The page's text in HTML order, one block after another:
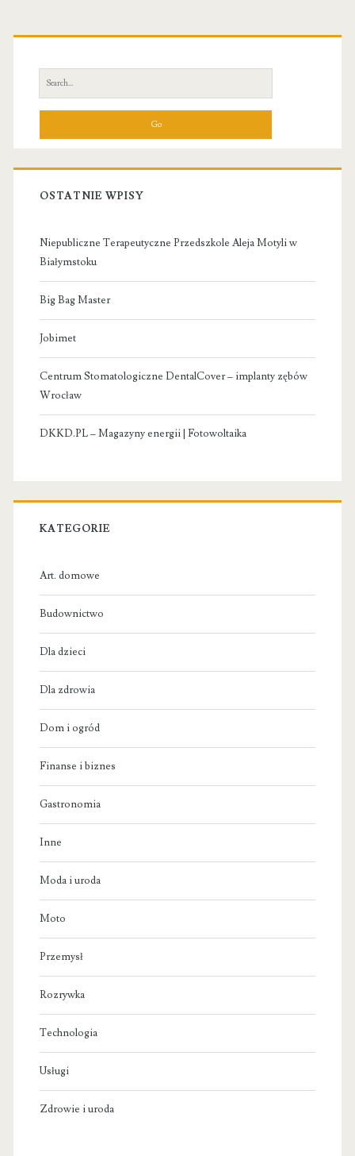
Primary
Sidebar
Search
for:
OSTATNIE WPISY
Niepubliczne Terapeutyczne Przedszkole Aleja Motyli w
Białymstoku
Big Bag Master
Jobimet
Centrum Stomatologiczne DentalCover – implanty zębów
Wrocław
DKKD.PL – Magazyny energii | Fotowoltaika
KATEGORIE
Art. domowe
Budownictwo
Dla dzieci
Dla zdrowia
Dom i ogród
Finanse i biznes
Gastronomia
Inne
Moda i uroda
Moto
Przemysł
Rozrywka
Technologia
Usługi
Zdrowie i uroda